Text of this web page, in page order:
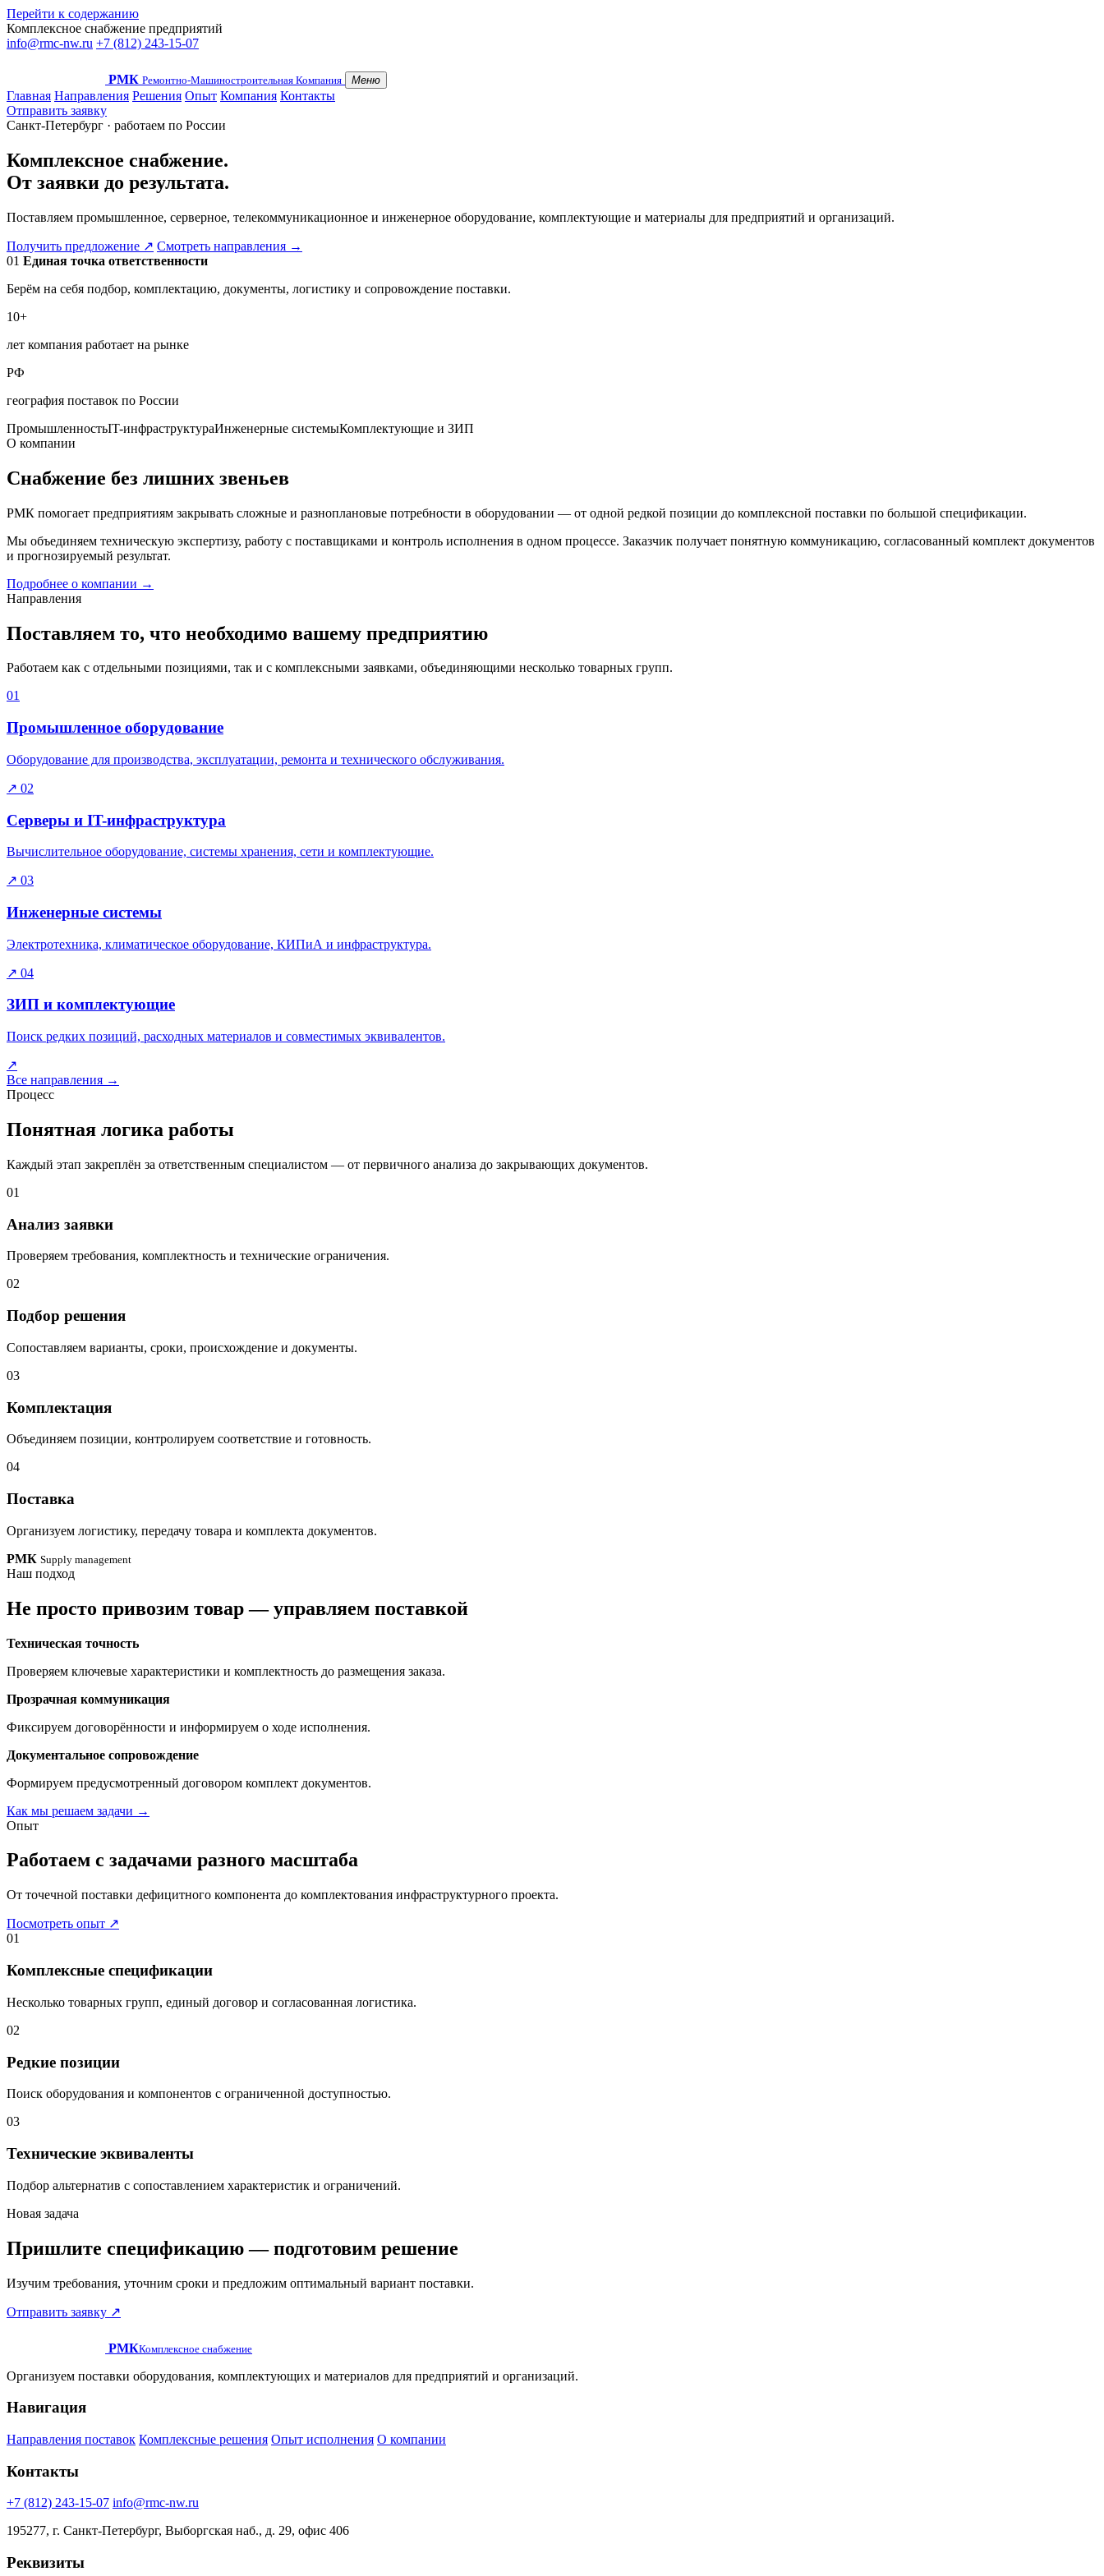
Перейти к содержанию
Комплексное снабжение предприятий
info@rmc-nw.ru +7 (812) 243-15-07
РМК Ремонтно-Машиностроительная Компания Меню
Главная Направления Решения Опыт Компания Контакты
Отправить заявку
Санкт-Петербург · работаем по России
Комплексное снабжение.
От заявки до результата.
Поставляем промышленное, серверное, телекоммуникационное и инженерное оборудование, комплектующие и материалы для предприятий и организаций.
Получить предложение ↗ Смотреть направления →
01 Единая точка ответственности
Берём на себя подбор, комплектацию, документы, логистику и сопровождение поставки.
10+
лет компания работает на рынке
РФ
география поставок по России
ПромышленностьIT-инфраструктураИнженерные системыКомплектующие и ЗИП
О компании
Снабжение без лишних звеньев
РМК помогает предприятиям закрывать сложные и разноплановые потребности в оборудовании — от одной редкой позиции до комплексной поставки по большой спецификации.
Мы объединяем техническую экспертизу, работу с поставщиками и контроль исполнения в одном процессе. Заказчик получает понятную коммуникацию, согласованный комплект документов
и прогнозируемый результат.
Подробнее о компании →
Направления
Поставляем то, что необходимо вашему предприятию
Работаем как с отдельными позициями, так и с комплексными заявками, объединяющими несколько товарных групп.
01
Промышленное оборудование
Оборудование для производства, эксплуатации, ремонта и технического обслуживания.
↗ 02
Серверы и IT-инфраструктура
Вычислительное оборудование, системы хранения, сети и комплектующие.
↗ 03
Инженерные системы
Электротехника, климатическое оборудование, КИПиА и инфраструктура.
↗ 04
ЗИП и комплектующие
Поиск редких позиций, расходных материалов и совместимых эквивалентов.
↗
Все направления →
Процесс
Понятная логика работы
Каждый этап закреплён за ответственным специалистом — от первичного анализа до закрывающих документов.
01
Анализ заявки
Проверяем требования, комплектность и технические ограничения.
02
Подбор решения
Сопоставляем варианты, сроки, происхождение и документы.
03
Комплектация
Объединяем позиции, контролируем соответствие и готовность.
04
Поставка
Организуем логистику, передачу товара и комплекта документов.
РМК Supply management
Наш подход
Не просто привозим товар — управляем поставкой
Техническая точность
Проверяем ключевые характеристики и комплектность до размещения заказа.
Прозрачная коммуникация
Фиксируем договорённости и информируем о ходе исполнения.
Документальное сопровождение
Формируем предусмотренный договором комплект документов.
Как мы решаем задачи →
Опыт
Работаем с задачами разного масштаба
От точечной поставки дефицитного компонента до комплектования инфраструктурного проекта.
Посмотреть опыт ↗
01
Комплексные спецификации
Несколько товарных групп, единый договор и согласованная логистика.
02
Редкие позиции
Поиск оборудования и компонентов с ограниченной доступностью.
03
Технические эквиваленты
Подбор альтернатив с сопоставлением характеристик и ограничений.
Новая задача
Пришлите спецификацию — подготовим решение
Изучим требования, уточним сроки и предложим оптимальный вариант поставки.
Отправить заявку ↗
РМККомплексное снабжение
Организуем поставки оборудования, комплектующих и материалов для предприятий и организаций.
Навигация
Направления поставок Комплексные решения Опыт исполнения О компании
Контакты
+7 (812) 243-15-07 info@rmc-nw.ru
195277, г. Санкт-Петербург, Выборгская наб., д. 29, офис 406
Реквизиты